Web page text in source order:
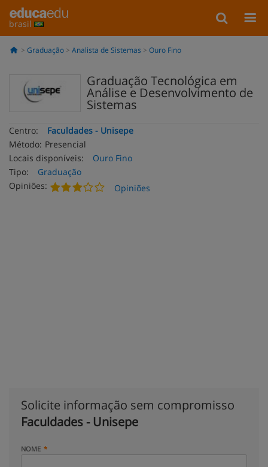
brasil
Graduação Analista de Sistemas Ouro Fino
Graduação Tecnológica em
Análise e Desenvolvimento de
Sistemas
Centro:
Faculdades - Unisepe
Método: Presencial
Locais disponíveis:
Ouro Fino
Tipo:
Graduação
Opiniões:
Opiniões
Solicite informação sem compromisso
Faculdades - Unisepe
NOME